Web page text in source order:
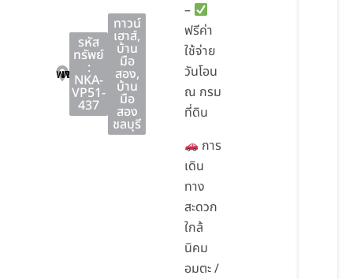
พานทอง
พานทอง
ชลบุรี
รหัส
ทรัพย์
:
NKA-
VP51-
437
ทาวน์
เฮาส์,
บ้าน
มือ
สอง,
บ้าน
มือ
สอง
ชลบุรี
–
ฟรีค่า
ใช้จ่าย
วันโอน
ณ กรม
ที่ดิน
การ
เดิน
ทาง
สะดวก
ใกล้
นิคม
อมตะ /